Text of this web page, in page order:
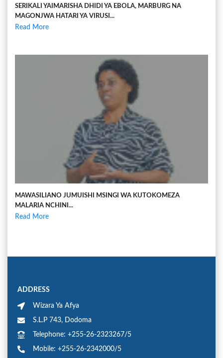
SERIKALI YAIMARISHA DHIDI YA EBOLA, MARBURG NA
MAGONJWA HATARI YA VIRUSI...
Read More
MAWASILIANO JUMUISHI MSINGI WA KUTOKOMEZA
MALARIA NCHINI...
Read More
ADDRESS
Wizara Ya Afya
S.L.P 743, Dodoma
Telephone: +255-26-2323267/5
Mobile: +255-26-2342000/5